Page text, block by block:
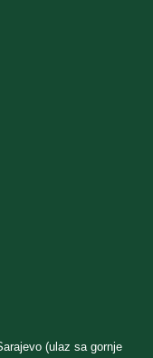
(ulaz sa gornje